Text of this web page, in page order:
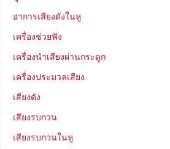
อาการเสียงดังในหู
เครื่องช่วยฟัง
เครื่องนำเสียงผ่านกระดูก
เครื่องประมวลเสียง
เสียงดัง
เสียงรบกวน
เสียงรบกวนในหู